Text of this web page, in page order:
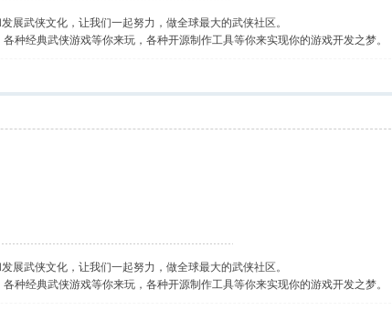
展武侠文化，让我们一起努力，做全球最大的武侠社区。
种经典武侠游戏等你来玩，各种开源制作工具等你来实现你的游戏开发之梦。
展武侠文化，让我们一起努力，做全球最大的武侠社区。
种经典武侠游戏等你来玩，各种开源制作工具等你来实现你的游戏开发之梦。